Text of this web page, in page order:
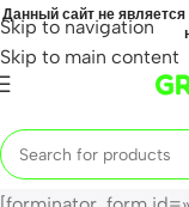
Skip to navigation
Skip to main content
Данный сайт не